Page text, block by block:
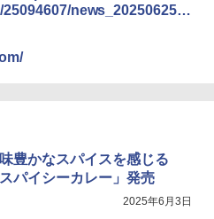
フラットテーブル トースト機
メニュー33種 簡単お手入れ グレ
東芝) スチームオーブンレン
ドーム ER-D80A(K) ブラック 25
調理 フラットテーブル 電子レン
news_2025062502
豊かなスパイスを感じる
スパイシーカレー」発売
2025年6月3日